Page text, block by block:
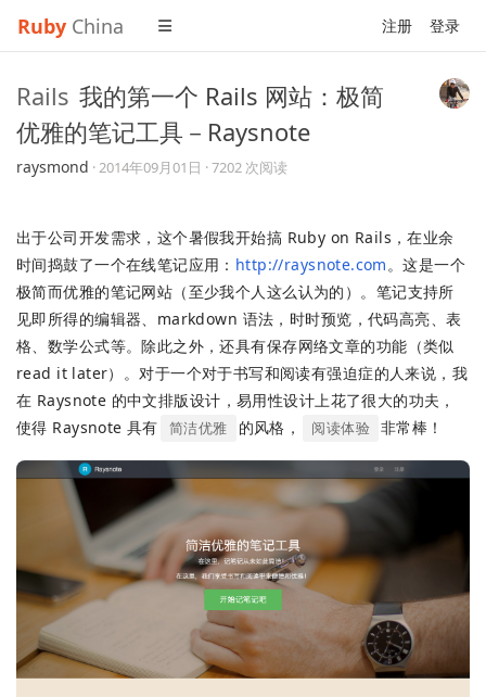
Ruby China 注册 登录
Rails 我的第一个 Rails 网站：极简
优雅的笔记工具－Raysnote
raysmond ·2014年09月01日 · 7202 次阅读
出于公司开发需求，这个暑假我开始搞 Ruby on Rails，在业余
时间捣鼓了一个在线笔记应用： http://raysnote.com。这是一个
极简而优雅的笔记网站（至少我个人这么认为的）。笔记支持所
见即所得的编辑器、markdown 语法，时时预览，代码高亮、表
格、数学公式等。除此之外，还具有保存网络文章的功能（类似
read it later）。对于一个对于书写和阅读有强迫症的人来说，我
在 Raysnote 的中文排版设计，易用性设计上花了很大的功夫，
使得 Raysnote 具有
简洁优雅 的风格， 阅读体验 非常棒！